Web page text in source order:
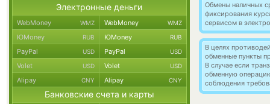
Обмены наличных
фиксирования
сервисом в
В целях
обменные пункты
В случае если
обменную
соблюдения
Электронные деньги
WebMoney WMZ WebMoney WMZ
ЮMoney RUB ЮMoney RUB
PayPal USD PayPal USD
Volet USD Volet USD
Alipay CNY Alipay CNY
Банковские счета и карты